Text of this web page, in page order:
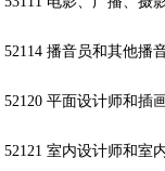
52114 播音员和其他播
52120 平面设计师和插
52121 室内设计师和室